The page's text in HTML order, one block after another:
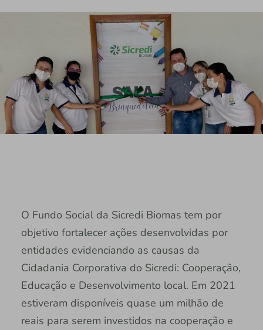
O Fundo Social da Sicredi Biomas tem por
objetivo fortalecer ações desenvolvidas por
entidades evidenciando as causas da
Cidadania Corporativa do Sicredi: Cooperação,
Educação e Desenvolvimento local. Em 2021
estiveram disponíveis quase um milhão de
reais para serem investidos na cooperação e